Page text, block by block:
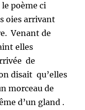
poème ci
oies arrivant
Venant de
elles
de
disait qu’elles
morceau de
d’un gland .